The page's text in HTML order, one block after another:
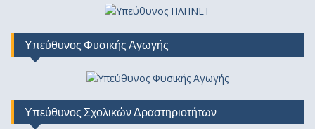
Υπεύθυνος Φυσικής Αγωγής
Υπεύθυνος Σχολικών Δραστηριοτήτων